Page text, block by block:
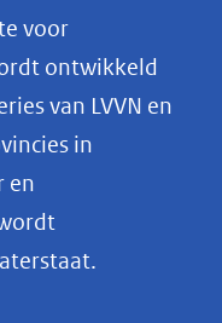
voor
ontwikkeld
van LVVN en
in
en